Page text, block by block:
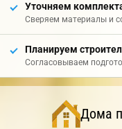
Уточняем
Сверяем материалы и
Планируем
Согласовываем
Дома